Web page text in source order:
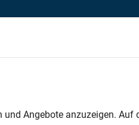
Quality Engineering
Angebote anzuzeigen. Auf